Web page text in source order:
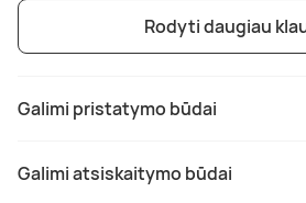
Galimi pristatymo būdai
Galimi atsiskaitymo būdai
Rodyti daugiau